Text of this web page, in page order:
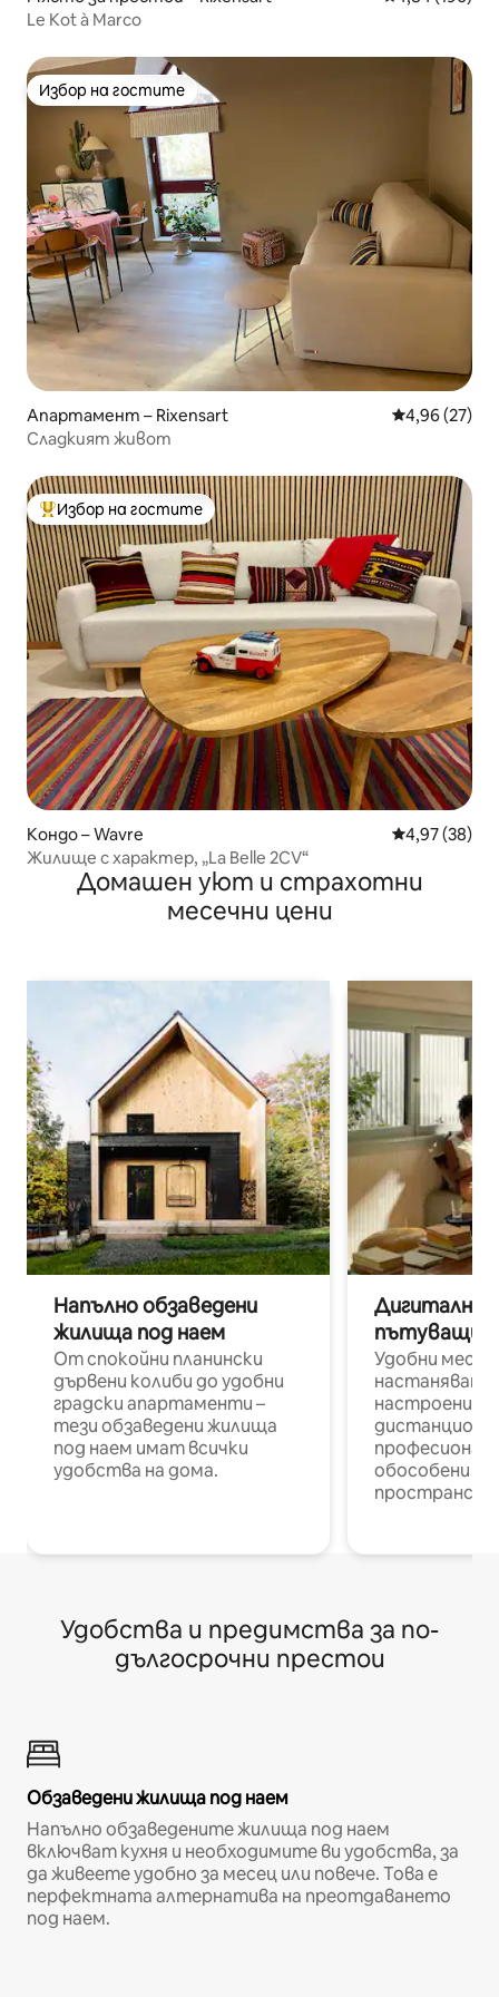
Le Kot à Marco
Избор на гостите
Избор на гостите
Апартамент – Rixensart Средна
4,96 (27)
Сладкият живот
Най-популярен избор на гостите
Избор на гостите
Кондо – Wavre Средна
4,97 (38)
Жилище с характер, „La Belle 2CV“
Домашен уют и страхотни
месечни цени
Напълно обзаведени
жилища под наем
От спокойни планински
дървени колиби до удобни
градски апартаменти –
тези обзаведени жилища
под наем имат всички
удобства на дома.
Дигитални
пътуващи
Удобни
настаняване
настроени и
обособени
Удобства и предимства за по-
дългосрочни престои
Обзаведени жилища под наем
Напълно обзаведените жилища под наем
включват кухня и необходимите ви удобства, за
да живеете удобно за месец или повече. Това е
перфектната алтернатива на преотдаването
под наем.